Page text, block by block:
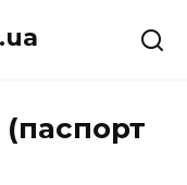
(паспорт